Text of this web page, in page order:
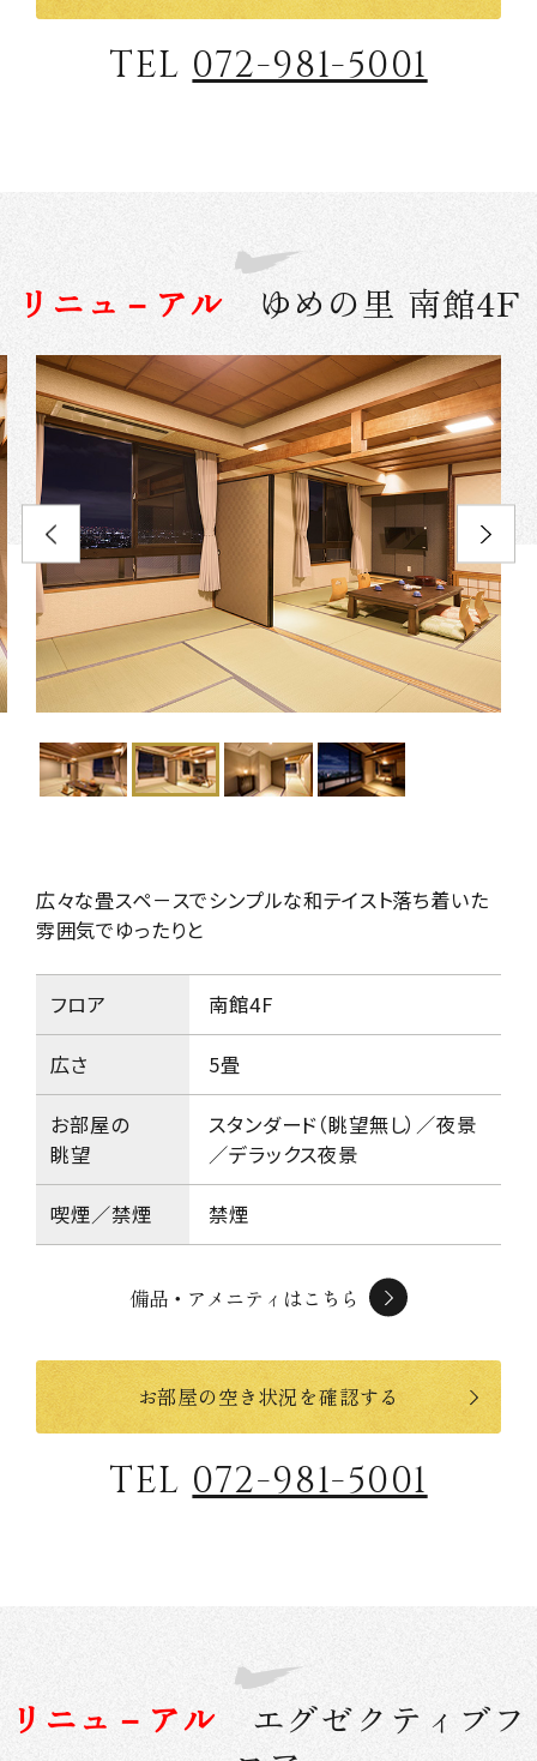
TEL 072-981-5001
リニュ－アル ゆめの里 南館4F
広々な畳スペ－スでシンプルな和テイスト落ち着いた
雰囲気でゆったりと
フロア 南館4F
広さ 5畳
お部屋の
眺望
スタンダード（眺望無し）／夜景
／デラックス夜景
喫煙／禁煙 禁煙
備品・アメニティはこちら
お部屋の空き状況を確認する
TEL 072-981-5001
リニュ－アル エグゼクティブフ